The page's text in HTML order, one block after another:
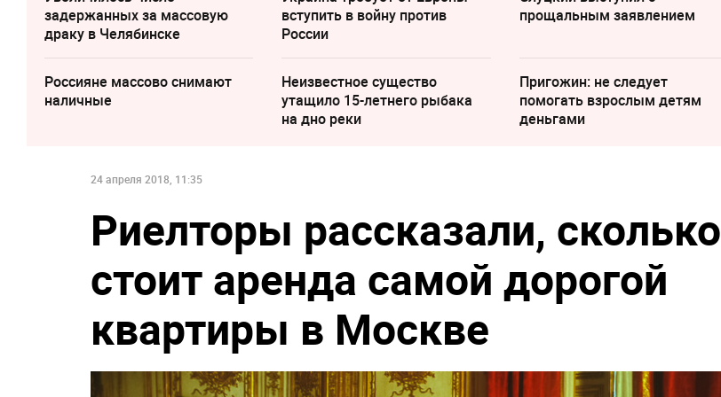
задержанных за массовую
драку в Челябинске
вступить в войну против
России
прощальным заявлением
Россияне массово снимают
наличные
Неизвестное существо
утащило 15-летнего рыбака
на дно реки
Пригожин: не следует
помогать взрослым детям
деньгами
24 апреля 2018, 11:35
Риелторы рассказали, сколько
стоит аренда самой дорогой
квартиры в Москве